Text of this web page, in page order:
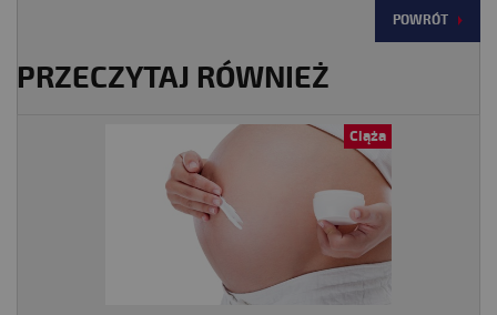
POWRÓT
PRZECZYTAJ RÓWNIEŻ
Ciąża